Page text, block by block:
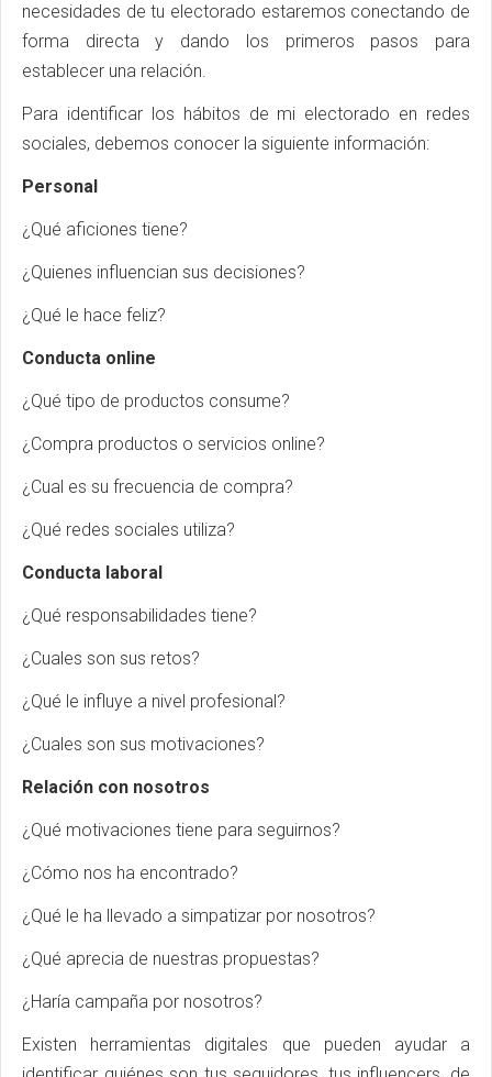
necesidades de tu electorado estaremos conectando de
forma directa y dando los primeros pasos para
establecer una relación.
Para identificar los hábitos de mi electorado en redes
sociales, debemos conocer la siguiente información:
Personal
¿Qué aficiones tiene?
¿Quienes influencian sus decisiones?
¿Qué le hace feliz?
Conducta online
¿Qué tipo de productos consume?
¿Compra productos o servicios online?
¿Cual es su frecuencia de compra?
¿Qué redes sociales utiliza?
Conducta laboral
¿Qué responsabilidades tiene?
¿Cuales son sus retos?
¿Qué le influye a nivel profesional?
¿Cuales son sus motivaciones?
Relación con nosotros
¿Qué motivaciones tiene para seguirnos?
¿Cómo nos ha encontrado?
¿Qué le ha llevado a simpatizar por nosotros?
¿Qué aprecia de nuestras propuestas?
¿Haría campaña por nosotros?
Existen herramientas digitales que pueden ayudar a